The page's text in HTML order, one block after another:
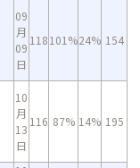
09
月
09
日
118101%24% 154
10
月
13
日
116 87% 14% 195